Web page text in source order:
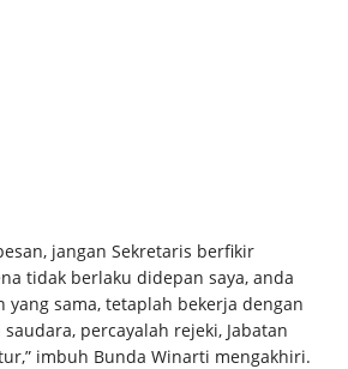
jangan Sekretaris berfikir
tidak berlaku didepan saya, anda
yang sama, tetaplah bekerja dengan
percayalah rejeki, Jabatan
imbuh Bunda Winarti mengakhiri.